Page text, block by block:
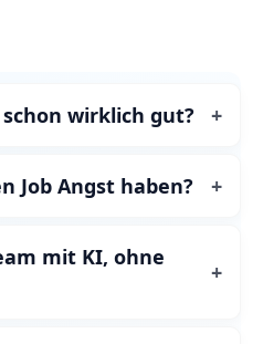
wirklich gut?
Job Angst haben?
mit KI, ohne